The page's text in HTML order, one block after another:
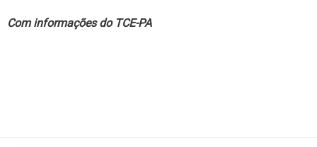
Com informações do TCE-PA